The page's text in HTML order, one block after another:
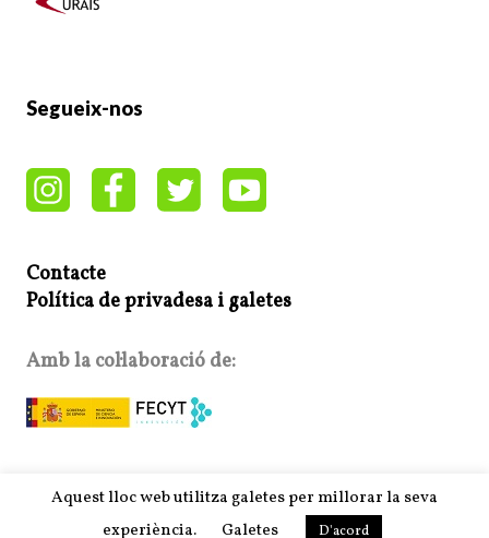
Segueix-nos
Contacte
Política de privadesa i galetes
Amb la col·laboració de:
Copyright © 2026 | MH Purity WordPress Theme byMH
Aquest lloc web utilitza galetes per millorar la seva
experiència.
Galetes D'acord